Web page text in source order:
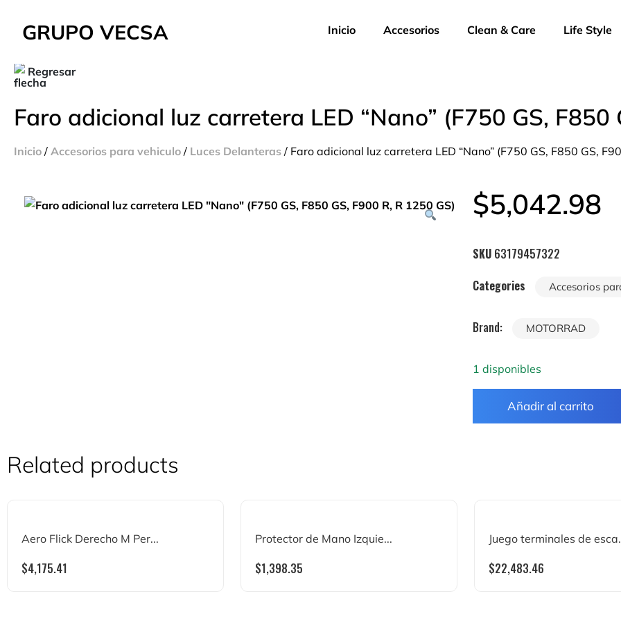
GRUPO VECSA Inicio Accesorios Clean & Care Life Style
Regresar
Faro adicional luz carretera LED “Nano” (F750 GS, F850
Inicio / Accesorios para vehiculo / Luces Delanteras / Faro adicional luz carretera LED “Nano” (F750 GS, F850 GS,
$5,042.98
SKU 63179457322
Categories
Accesorios
Brand: MOTORRAD
1 disponibles
Añadir al carrito
Related products
Aero Flick Derecho M Per...
$4,175.41
Protector de Mano Izquie...
$1,398.35
Juego terminales de
$22,483.46